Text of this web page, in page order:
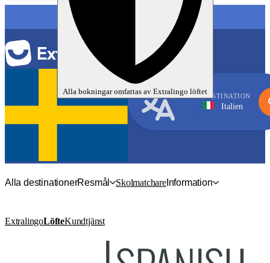
Alla bokningar omfattas av Extralingo löftet
SPRÅK
DESTINATION
Italien
Alla destinationerResmål SkolmatchareInformation
ExtralingoLöfteKundtjänst